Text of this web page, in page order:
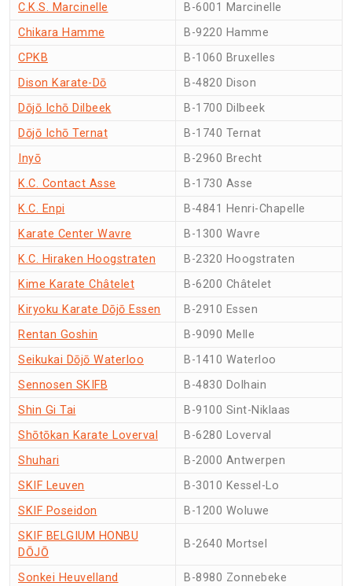
C.K.S. Marcinelle
B-6001 Marcinelle
Chikara Hamme
B-9220 Hamme
CPKB
B-1060 Bruxelles
Dison Karate-Dō
B-4820 Dison
Dōjō Ichō Dilbeek
B-1700 Dilbeek
Dōjō Ichō Ternat
B-1740 Ternat
Inyō
B-2960 Brecht
K.C. Contact Asse
B-1730 Asse
K.C. Enpi
B-4841 Henri-Chapelle
Karate Center Wavre
B-1300 Wavre
K.C. Hiraken Hoogstraten
B-2320 Hoogstraten
Kime Karate Châtelet
B-6200 Châtelet
Kiryoku Karate Dōjō Essen
B-2910 Essen
Rentan Goshin
B-9090 Melle
Seikukai Dōjō Waterloo
B-1410 Waterloo
Sennosen SKIFB
B-4830 Dolhain
Shin Gi Tai
B-9100 Sint-Niklaas
Shōtōkan Karate Loverval
B-6280 Loverval
Shuhari
B-2000 Antwerpen
SKIF Leuven
B-3010 Kessel-Lo
SKIF Poseidon
B-1200 Woluwe
SKIF BELGIUM HONBU
DŌJŌ
B-2640 Mortsel
Sonkei Heuvelland
B-8980 Zonnebeke